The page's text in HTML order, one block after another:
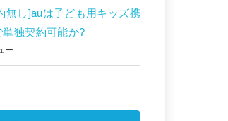
無し]auは子ども用キッズ携
単独契約可能か?
ー